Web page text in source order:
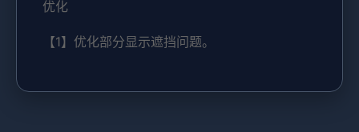
优化
【1】优化部分显示遮挡问题。